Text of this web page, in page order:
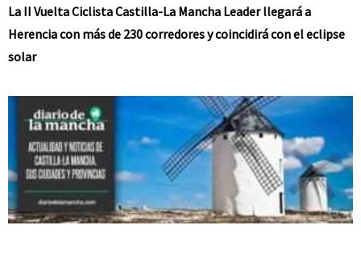
La II Vuelta Ciclista Castilla-La Mancha Leader llegará a
Herencia con más de 230 corredores y coincidirá con el eclipse
solar